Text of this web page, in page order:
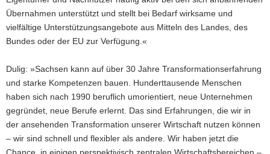
Übernahmen unterstützt und stellt bei Bedarf wirksame und
vielfältige Unterstützungsangebote aus Mitteln des Landes, des
Bundes oder der EU zur Verfügung.«
Dulig: »Sachsen kann auf über 30 Jahre Transformationserfahrung
und starke Kompetenzen bauen. Hunderttausende Menschen
haben sich nach 1990 beruflich umorientiert, neue Unternehmen
gegründet, neue Berufe erlernt. Das sind Erfahrungen, die wir in
der ansehenden Transformation unserer Wirtschaft nutzen können
– wir sind schnell und flexibler als andere. Wir haben jetzt die
Chance, in einigen perspektivisch zentralen Wirtschaftsbereichen –